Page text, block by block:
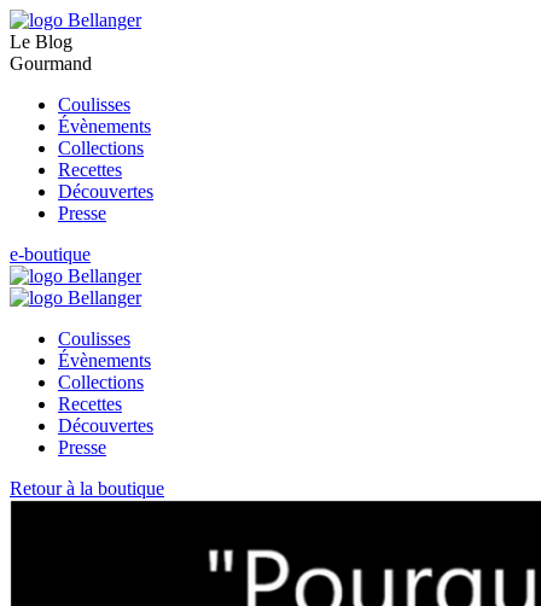
Le Blog
Gourmand
Coulisses
Évènements
Collections
Recettes
Découvertes
Presse
e-boutique
Coulisses
Évènements
Collections
Recettes
Découvertes
Presse
Retour à la boutique